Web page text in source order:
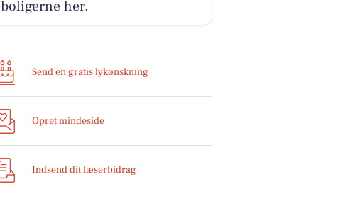
boligerne her.
Send en gratis lykønskning
Opret mindeside
Indsend dit læserbidrag